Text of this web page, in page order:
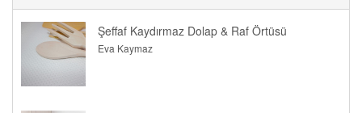
Şeffaf Kaydırmaz Dolap & Raf Örtüsü
Eva Kaymaz